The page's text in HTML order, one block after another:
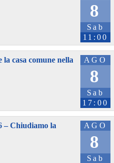
8
Sab
11:00
AGO
8
Sab
17:00
casa comune nella
AGO
8
Sab
– Chiudiamo la